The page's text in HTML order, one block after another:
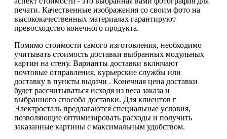
печати. Качественные изображения со своим фото на
высококачественных материалах гарантируют
превосходство конечного продукта.
Помимо стоимости самого изготовления, необходимо
учитывать стоимость доставки выбранных модульных
картин на стену. Варианты доставки включают
почтовые отправления, курьерские службы или
доставку в пункты выдачи . Конечная цена доставки
будет рассчитываться исходя из веса заказа и
выбранного способа доставки. Для клиентов г
Электросталь предлагаются специальные условия,
позволяющие оптимизировать расходы и получить
заказанные картины с максимальным удобством.